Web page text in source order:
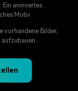
: Ein animiertes
Motiv.
vorhandene Bilder,